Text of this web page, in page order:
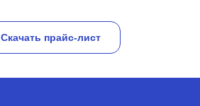
Скачать прайс-лист